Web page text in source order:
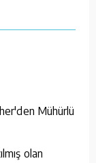
Mühürlü
olan